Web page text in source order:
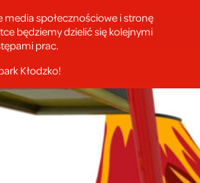
media społecznościowe i stronę
będziemy dzielić się kolejnymi
prac.
Kłodzko!